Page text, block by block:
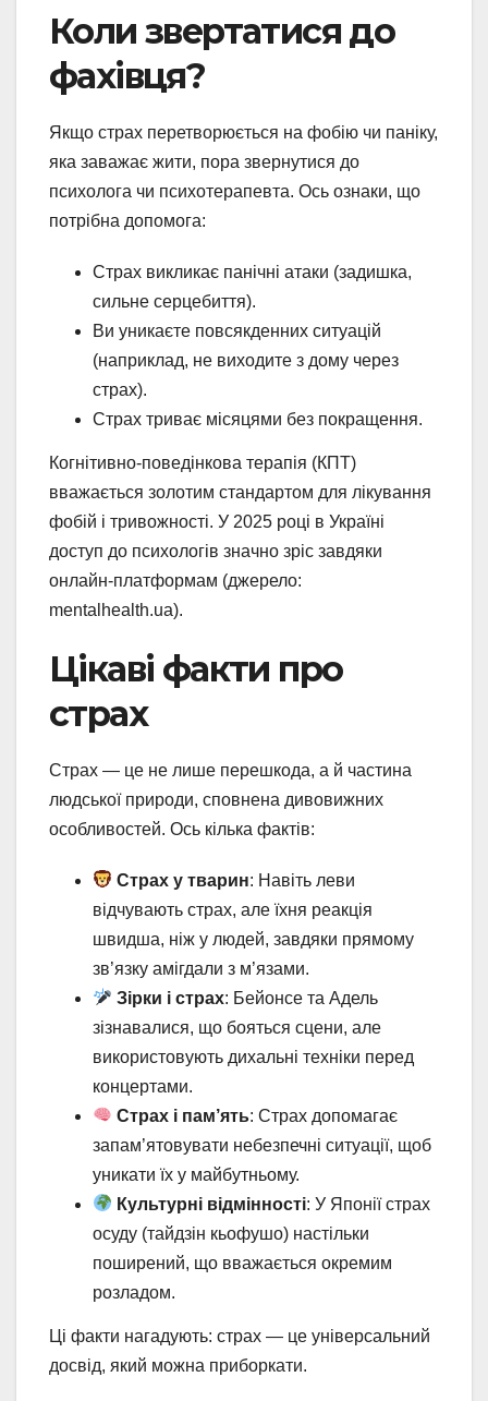
Коли звертатися до
фахівця?
Якщо страх перетворюється на фобію чи паніку,
яка заважає жити, пора звернутися до
психолога чи психотерапевта. Ось ознаки, що
потрібна допомога:
Страх викликає панічні атаки (задишка,
сильне серцебиття).
Ви уникаєте повсякденних ситуацій
(наприклад, не виходите з дому через
страх).
Страх триває місяцями без покращення.
Когнітивно-поведінкова терапія (КПТ)
вважається золотим стандартом для лікування
фобій і тривожності. У 2025 році в Україні
доступ до психологів значно зріс завдяки
онлайн-платформам (джерело:
mentalhealth.ua).
Цікаві факти про
страх
Страх — це не лише перешкода, а й частина
людської природи, сповнена дивовижних
особливостей. Ось кілька фактів:
Страх у тварин: Навіть леви
відчувають страх, але їхня реакція
швидша, ніж у людей, завдяки прямому
зв’язку амігдали з м’язами.
Зірки і страх: Бейонсе та Адель
зізнавалися, що бояться сцени, але
використовують дихальні техніки перед
концертами.
Страх і пам’ять: Страх допомагає
запам’ятовувати небезпечні ситуації, щоб
уникати їх у майбутньому.
Культурні відмінності: У Японії страх
осуду (тайдзін кьофушо) настільки
поширений, що вважається окремим
розладом.
Ці факти нагадують: страх — це універсальний
досвід, який можна приборкати.